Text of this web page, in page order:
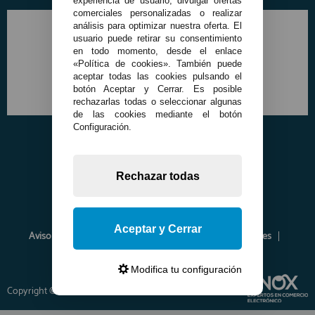
Aviso Legal Política de Privacidad
Política de Cookies
Envíos y Devoluciones
Opiniones
Copyright © 2026 www.francobordo.com
comerciales personalizadas o realizar
análisis para optimizar nuestra oferta. El
usuario puede retirar su consentimiento
en todo momento, desde el enlace
«Política de cookies». También puede
aceptar todas las cookies pulsando el
botón Aceptar y Cerrar. Es posible
rechazarlas todas o seleccionar algunas
de las cookies mediante el botón
Configuración.
Rechazar todas
Aceptar y Cerrar
Modifica tu configuración